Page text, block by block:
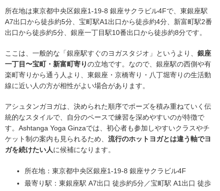
所在地は東京都中央区銀座1-19-8 銀座サクラビル4Fで、東銀座駅
A7出口から徒歩約5分、宝町駅A1出口から徒歩約4分、新富町駅2番
出口から徒歩約5分、銀座一丁目駅10番出口から徒歩約8分です。
ここは、一般的な「銀座駅すぐのヨガスタジオ」というより、 銀座
一丁目〜宝町・新富町寄りの立地です。なので、銀座駅の西側や有
楽町寄りから通う人より、東銀座・京橋寄り・八丁堀寄りの生活動
線に近い人の方が相性がよい場合があります。
アシュタンガヨガは、決められた順序でポーズを積み重ねていく伝
統的なスタイルで、自分のペースで練習を深めやすいのが特徴で
す。Ashtanga Yoga Ginzaでは、初心者も参加しやすいクラスやチ
ケット制の案内も見られるため、 流行のホットヨガとは違う軸でヨ
ガを続けたい人に候補になります。
所在地：東京都中央区銀座1-19-8 銀座サクラビル4F
最寄り駅：東銀座駅 A7出口 徒歩約5分／宝町駅 A1出口 徒歩